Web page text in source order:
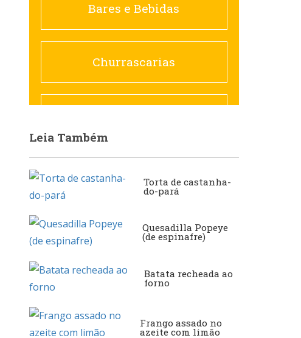
Comida saudável
Contemporânea
Espanhola
Francesa
Sanduicherias
Bares e Bebidas
Churrascarias
Sanduicherias
Japonesa e Oriental
Lanchonetes
Leia Também
Torta de castanha-
do-pará
Quesadilla Popeye
(de espinafre)
Batata recheada ao
forno
Frango assado no
azeite com limão